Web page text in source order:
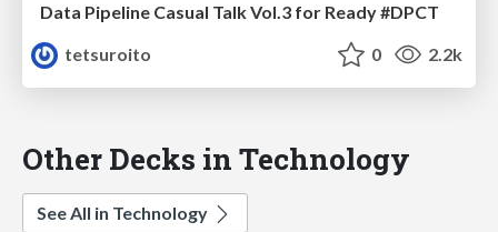
Data Pipeline Casual Talk Vol.3 for Ready #DPCT
tetsuroito
0 2.2k
Other Decks in Technology
See All in Technology